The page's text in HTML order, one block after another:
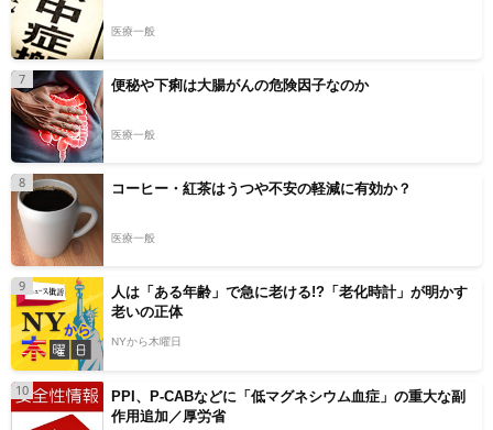
医療一般
7 便秘や下痢は大腸がんの危険因子なのか
医療一般
8 コーヒー・紅茶はうつや不安の軽減に有効か？
医療一般
9
人は「ある年齢」で急に老ける!?「老化時計」が明かす
老いの正体
NYから木曜日
10
PPI、P-CABなどに「低マグネシウム血症」の重大な副
作用追加／厚労省